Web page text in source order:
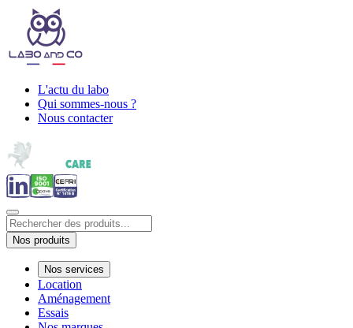
L'actu du labo
Qui sommes-nous ?
Nous contacter
Nos produits
Nos services
Location
Aménagement
Essais